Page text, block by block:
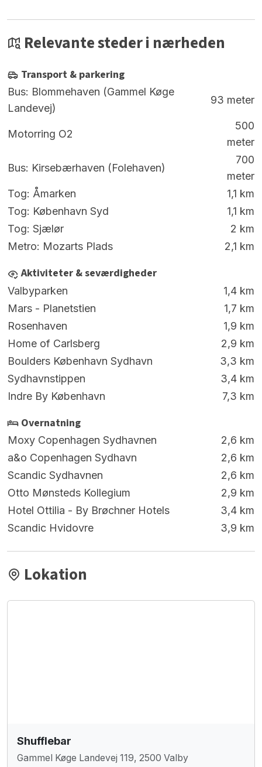
Relevante steder i nærheden
Transport & parkering
Bus: Blommehaven (Gammel Køge
Landevej)
93 meter
Motorring O2
500
meter
Bus: Kirsebærhaven (Folehaven)
700
meter
Tog: Åmarken
1,1 km
Tog: København Syd
1,1 km
Tog: Sjælør
2 km
Metro: Mozarts Plads
2,1 km
Aktiviteter & seværdigheder
Valbyparken
1,4 km
Mars - Planetstien
1,7 km
Rosenhaven
1,9 km
Home of Carlsberg
2,9 km
Boulders København Sydhavn
3,3 km
Sydhavnstippen
3,4 km
Indre By København
7,3 km
Overnatning
Moxy Copenhagen Sydhavnen
2,6 km
a&o Copenhagen Sydhavn
2,6 km
Scandic Sydhavnen
2,6 km
Otto Mønsteds Kollegium
2,9 km
Hotel Ottilia - By Brøchner Hotels
3,4 km
Scandic Hvidovre
3,9 km
Lokation
Shufflebar
Gammel Køge Landevej 119, 2500 Valby